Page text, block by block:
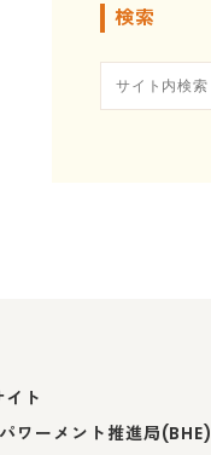
検索
ト
ワーメント推進局(BHE)